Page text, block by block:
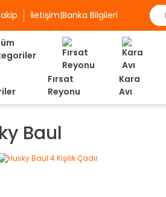
İletişim|Banka Bilgileri
Fırsat
Reyonu
Kara
Avı
Baul